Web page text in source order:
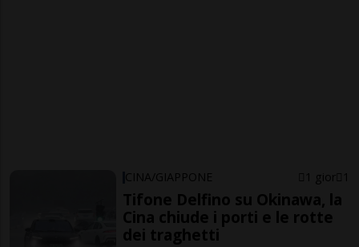
CINA/GIAPPONE 1 gior 1
Tifone Delfino su Okinawa, la
Cina chiude i porti e le rotte
dei traghetti